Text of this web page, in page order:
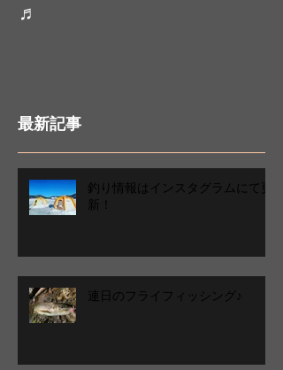
♬
最新記事
釣り情報はインスタグラムにて更
新！
連日のフライフィッシング♪